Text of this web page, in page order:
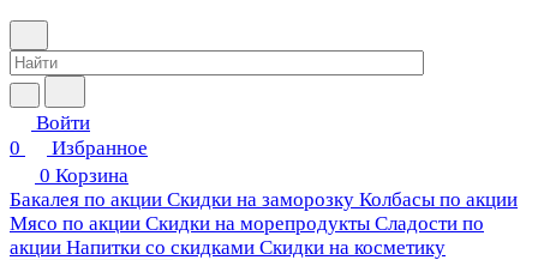
Войти
0
Избранное
0 Корзина
Бакалея по акции Скидки на заморозку Колбасы по акции
Мясо по акции Скидки на морепродукты Сладости по
акции Напитки со скидками Скидки на косметику